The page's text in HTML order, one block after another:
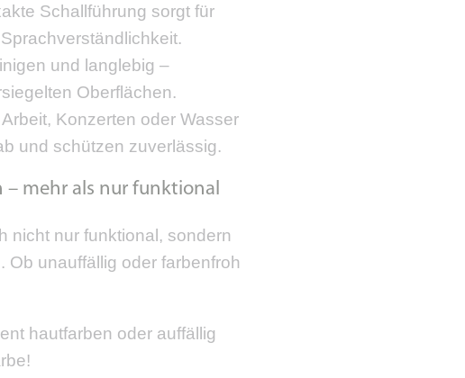
Schallführung sorgt für
und langlebig –
Oberflächen.
Konzerten oder Wasser
und schützen zuverlässig.
mehr als nur funktional
nicht nur funktional, sondern
unauffällig oder farbenfroh
hautfarben oder auffällig